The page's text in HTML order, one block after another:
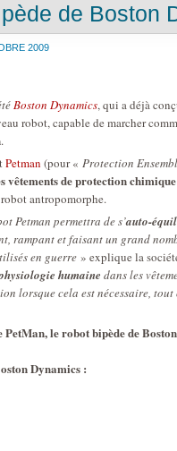
de Boston
2009
Boston Dynamics, qui a déjà
robot, capable de marcher
.
Petman (pour « Protection
vêtements de protection
antropomorphe.
Petman permettra de s’auto-
rampant et faisant un grand
en guerre » explique la
humaine dans les
lorsque cela est nécessaire,
PetMan, le robot bipède de
Dynamics :